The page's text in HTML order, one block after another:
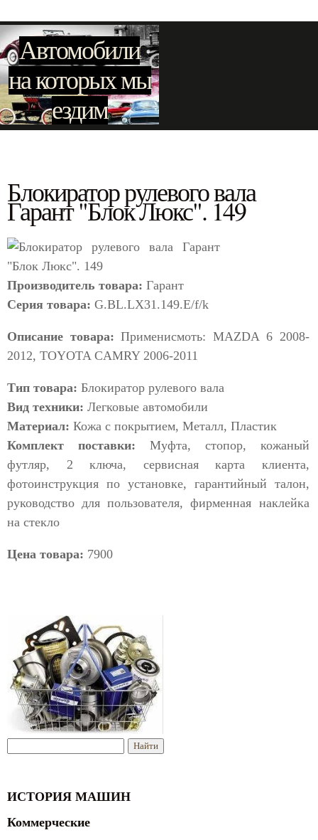
Автомобили
на которых мы
ездим
Блокиратор рулевого вала
Гарант "Блок Люкс". 149
Производитель товара: Гарант
Серия товара: G.BL.LX31.149.E/f/k
Описание товара: Применисмоть: MAZDA 6 2008-
2012, TOYOTA CAMRY 2006-2011
Тип товара: Блокиратор рулевого вала
Вид техники: Легковые автомобили
Материал: Кожа с покрытием, Металл, Пластик
Комплект поставки: Муфта, стопор, кожаный
футляр, 2 ключа, сервисная карта клиента,
фотоинструкция по установке, гарантийный талон,
руководство для пользователя, фирменная наклейка
на стекло
Цена товара: 7900
ИСТОРИЯ МАШИН
Коммерческие